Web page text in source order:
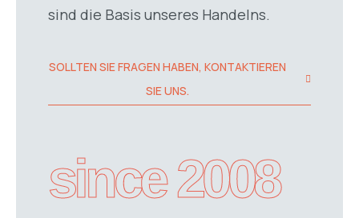
sind die Basis unseres Handelns.
SOLLTEN SIE FRAGEN HABEN, KONTAKTIEREN
SIE UNS.
since 2008